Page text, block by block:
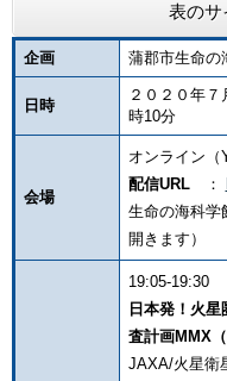
表のサ
企画 蒲郡市生命の
日時
２０２０年
時10分
会場
オンライン（
配信URL：
生命の海科学
開きます）
19:05-19:30
日本発！火
査計画MMX
JAXA/火星衛